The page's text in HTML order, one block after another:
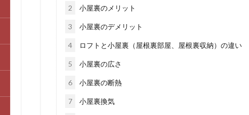
2 小屋裏のメリット
3 小屋裏のデメリット
4 ロフトと小屋裏（屋根裏部屋、屋根裏収納）の違い
5 小屋裏の広さ
6 小屋裏の断熱
7 小屋裏換気